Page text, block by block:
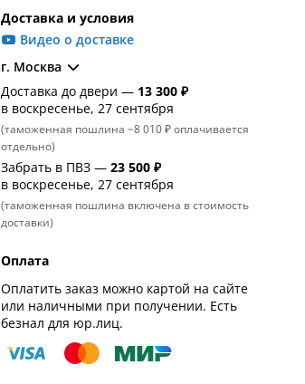
Доставка и условия
Видео о доставке
г. Москва
Доставка до двери — 13 300 ₽
в воскресенье, 27 сентября
(таможенная пошлина ~8 010 ₽ оплачивается
отдельно)
Забрать в ПВЗ — 23 500 ₽
в воскресенье, 27 сентября
(таможенная пошлина включена в стоимость
доставки)
Оплата
Оплатить заказ можно картой на сайте
или наличными при получении. Есть
безнал для юр.лиц.